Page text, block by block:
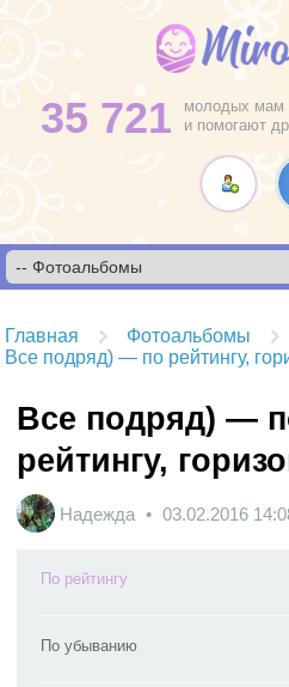
35 721
молодых мам
и помогают
Главная Фотоальбомы
Все подряд) — по рейтингу,
Все подряд) —
рейтингу,
Надежда 03.02.2016
По рейтингу
По убыванию